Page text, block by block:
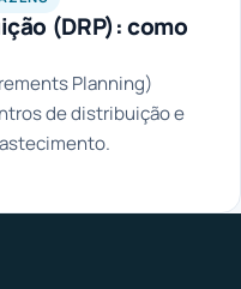
(DRP): como
Planning)
de distribuição e